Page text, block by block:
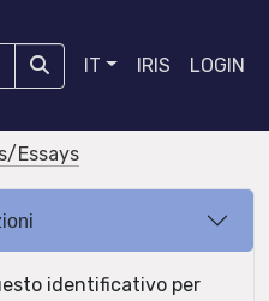
IT IRIS LOGIN
Essays
identificativo per